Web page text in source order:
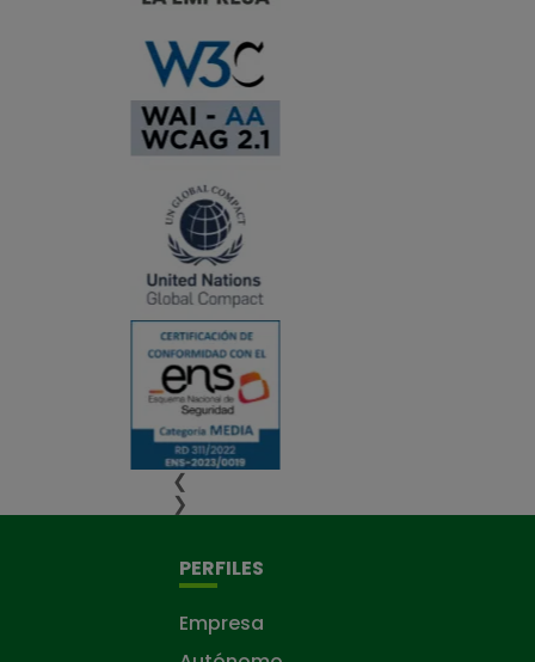
❮
❯
PERFILES
Empresa